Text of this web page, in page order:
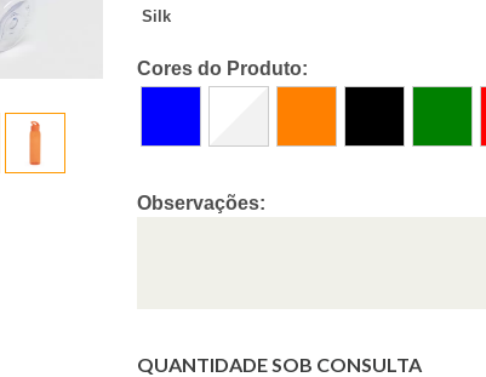
Silk
Cores do Produto:
Observações:
QUANTIDADE SOB CONSULTA